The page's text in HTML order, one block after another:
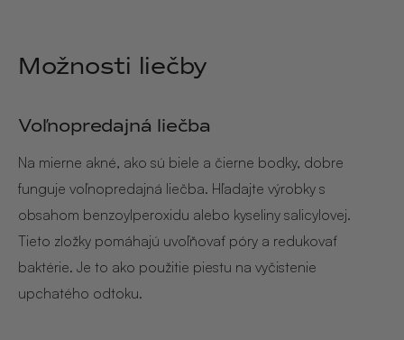
Možnosti liečby
Voľnopredajná liečba
Na mierne akné, ako sú biele a čierne bodky, dobre
funguje voľnopredajná liečba. Hľadajte výrobky s
obsahom benzoylperoxidu alebo kyseliny salicylovej.
Tieto zložky pomáhajú uvoľňovať póry a redukovať
baktérie. Je to ako použitie piestu na vyčistenie
upchatého odtoku.